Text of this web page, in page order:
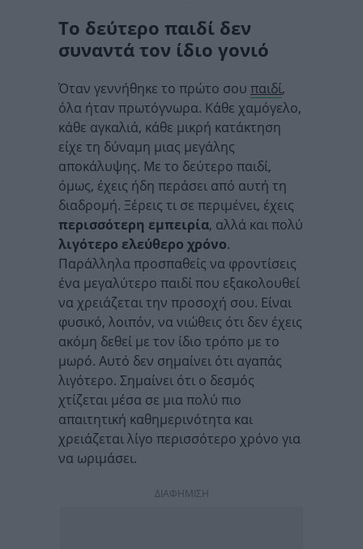
Το δεύτερο παιδί δεν
συναντά τον ίδιο γονιό
Όταν γεννήθηκε το πρώτο σου παιδί,
όλα ήταν πρωτόγνωρα. Κάθε χαμόγελο,
κάθε αγκαλιά, κάθε μικρή κατάκτηση
είχε τη δύναμη μιας μεγάλης
αποκάλυψης. Με το δεύτερο παιδί,
όμως, έχεις ήδη περάσει από αυτή τη
διαδρομή. Ξέρεις τι σε περιμένει, έχεις
περισσότερη εμπειρία, αλλά και πολύ
λιγότερο ελεύθερο χρόνο.
Παράλληλα προσπαθείς να φροντίσεις
ένα μεγαλύτερο παιδί που εξακολουθεί
να χρειάζεται την προσοχή σου. Είναι
φυσικό, λοιπόν, να νιώθεις ότι δεν έχεις
ακόμη δεθεί με τον ίδιο τρόπο με το
μωρό. Αυτό δεν σημαίνει ότι αγαπάς
λιγότερο. Σημαίνει ότι ο δεσμός
χτίζεται μέσα σε μια πολύ πιο
απαιτητική καθημερινότητα και
χρειάζεται λίγο περισσότερο χρόνο για
να ωριμάσει.
ΔΙΑΦΗΜΙΣΗ